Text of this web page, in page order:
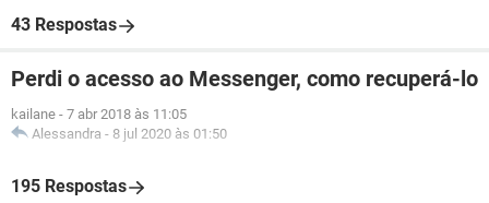
43 Respostas
Perdi o acesso ao Messenger, como recuperá-lo
kailane - 7 abr 2018 às 11:05
Alessandra - 8 jul 2020 às 01:50
195 Respostas